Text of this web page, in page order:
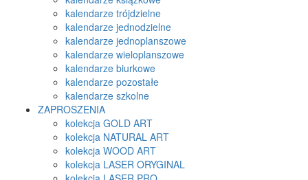
kalendarze trójdzielne
kalendarze jednodzielne
kalendarze jednoplanszowe
kalendarze wieloplanszowe
kalendarze biurkowe
kalendarze pozostałe
kalendarze szkolne
ZAPROSZENIA
kolekcja GOLD ART
kolekcja NATURAL ART
kolekcja WOOD ART
kolekcja LASER ORYGINAL